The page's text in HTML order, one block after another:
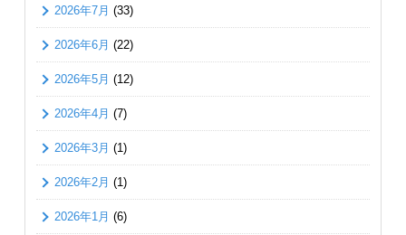
2026年7月 (33)
2026年6月 (22)
2026年5月 (12)
2026年4月 (7)
2026年3月 (1)
2026年2月 (1)
2026年1月 (6)